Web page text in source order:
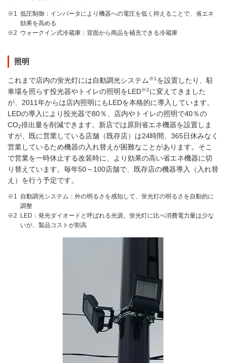
※1
低圧制御：インバータにより機器への電圧を低く抑えることで、省エネ
効果を高める
※2 ウォークイン式冷蔵庫：背面から商品を補充できる冷蔵庫
照明
これまで店内の蛍光灯には自動調光システム ※1 を設置したり、駐
車場を照らす投光器やトイレの照明をLED※2に変えてきました
が、2011年からは店内照明にもLEDを本格的に導入しています。
LEDの導入により投光器で80％、店内やトイレの照明で40％の
CO2排出量を削減できます。新店では原則省エネ機器を設置しま
すが、既に営業している店舗（既存店）は24時間、365日休みなく
営業しているため機器の入れ替えが困難なことがあります。そこ
で営業を一時休止する改装時に、より効果の高い省エネ機器に切
り替えています。毎年50～100店舗で、既存店の機器導入（入れ替
え）を行う予定です。
※1 自動調光システム：外の明るさを感知して、蛍光灯の明るさを自動的に
調整
※2
LED：発光ダイオードと呼ばれる光源。蛍光灯に比べ消費電力量は少な
いが、製品コストが割高